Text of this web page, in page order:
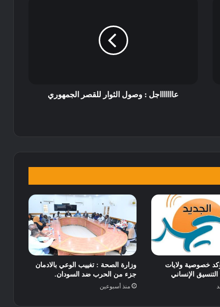
عاااااااجل : وصول الثوار للقصر الجمهوري
خصوصية ولايات
الإنساني
وزارة الصحة : تغييب الوعي بالادمان
جزء من الحرب ضد السودان.
منذ أسبوعين